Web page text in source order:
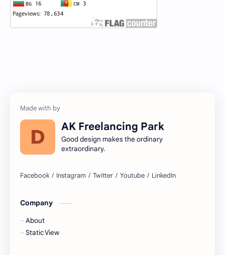
AK Freelancing Park
Good design makes the ordinary
extraordinary.
Company
About
Static View